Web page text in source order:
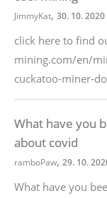
JimmyKat, 30. 10. 2020
click here to find
mining.com/en/
cuckatoo-miner-
What have you
about covid
ramboPaw, 29. 10.
What have you